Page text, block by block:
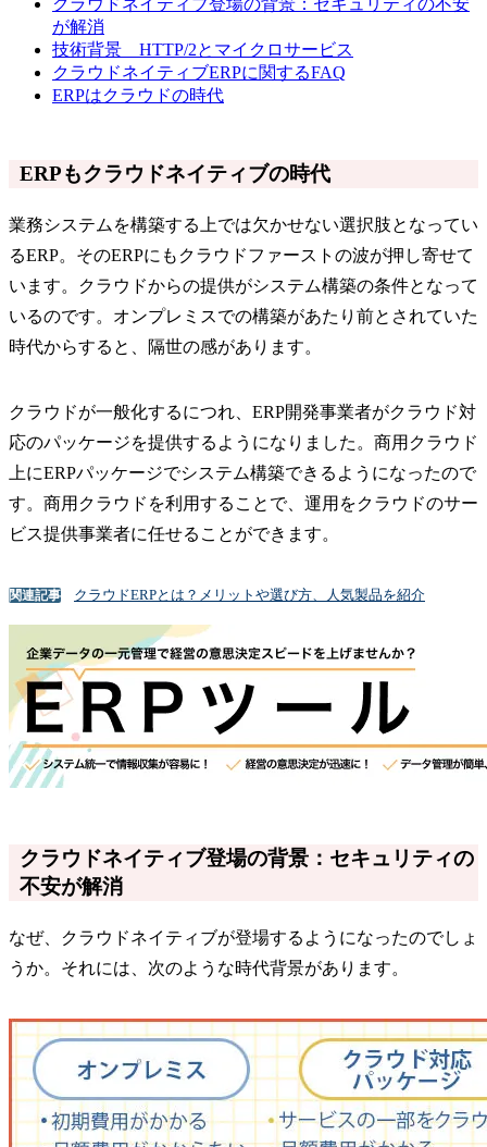
が解消
技術背景 HTTP/2とマイクロサービス
クラウドネイティブERPに関するFAQ
ERPはクラウドの時代
ERPもクラウドネイティブの時代
業務システムを構築する上では欠かせない選択肢となってい
るERP。そのERPにもクラウドファーストの波が押し寄せて
います。クラウドからの提供がシステム構築の条件となって
いるのです。オンプレミスでの構築があたり前とされていた
時代からすると、隔世の感があります。
クラウドが一般化するにつれ、ERP開発事業者がクラウド対
応のパッケージを提供するようになりました。商用クラウド
上にERPパッケージでシステム構築できるようになったので
す。商用クラウドを利用することで、運用をクラウドのサー
ビス提供事業者に任せることができます。
関連記事 クラウドERPとは？メリットや選び方、人気製品を紹介
クラウドネイティブ登場の背景：セキュリティの
不安が解消
なぜ、クラウドネイティブが登場するようになったのでしょ
うか。それには、次のような時代背景があります。